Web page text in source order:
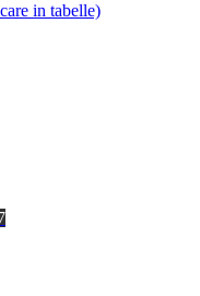
in tabelle)